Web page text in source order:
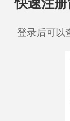
登录后可以